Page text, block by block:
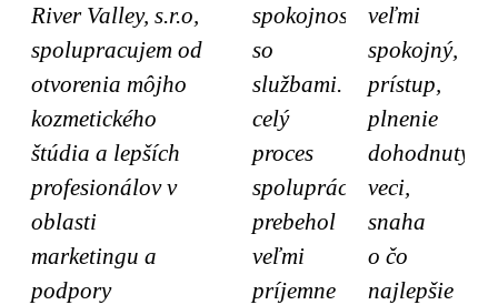
River Valley, s.r.o,
spolupracujem od
otvorenia môjho
kozmetického
štúdia a lepších
profesionálov v
oblasti
marketingu a
podpory
spokojnosť
so
službami.
celý
proces
spolupráce
prebehol
veľmi
príjemne
veľmi
spokojný,
prístup,
plnenie
dohodnutých
veci,
snaha
o čo
najlepšie